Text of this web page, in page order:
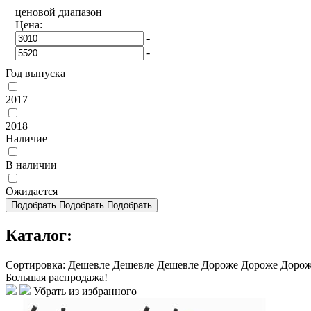
ценовой диапазон
Цена:
-
-
Год выпуска
2017
2018
Наличие
В наличии
Ожидается
Подобрать Подобрать Подобрать
Каталог:
Сортировка: Дешевле Дешевле Дешевле Дороже Дороже
Большая распродажа!
Убрать из избранного